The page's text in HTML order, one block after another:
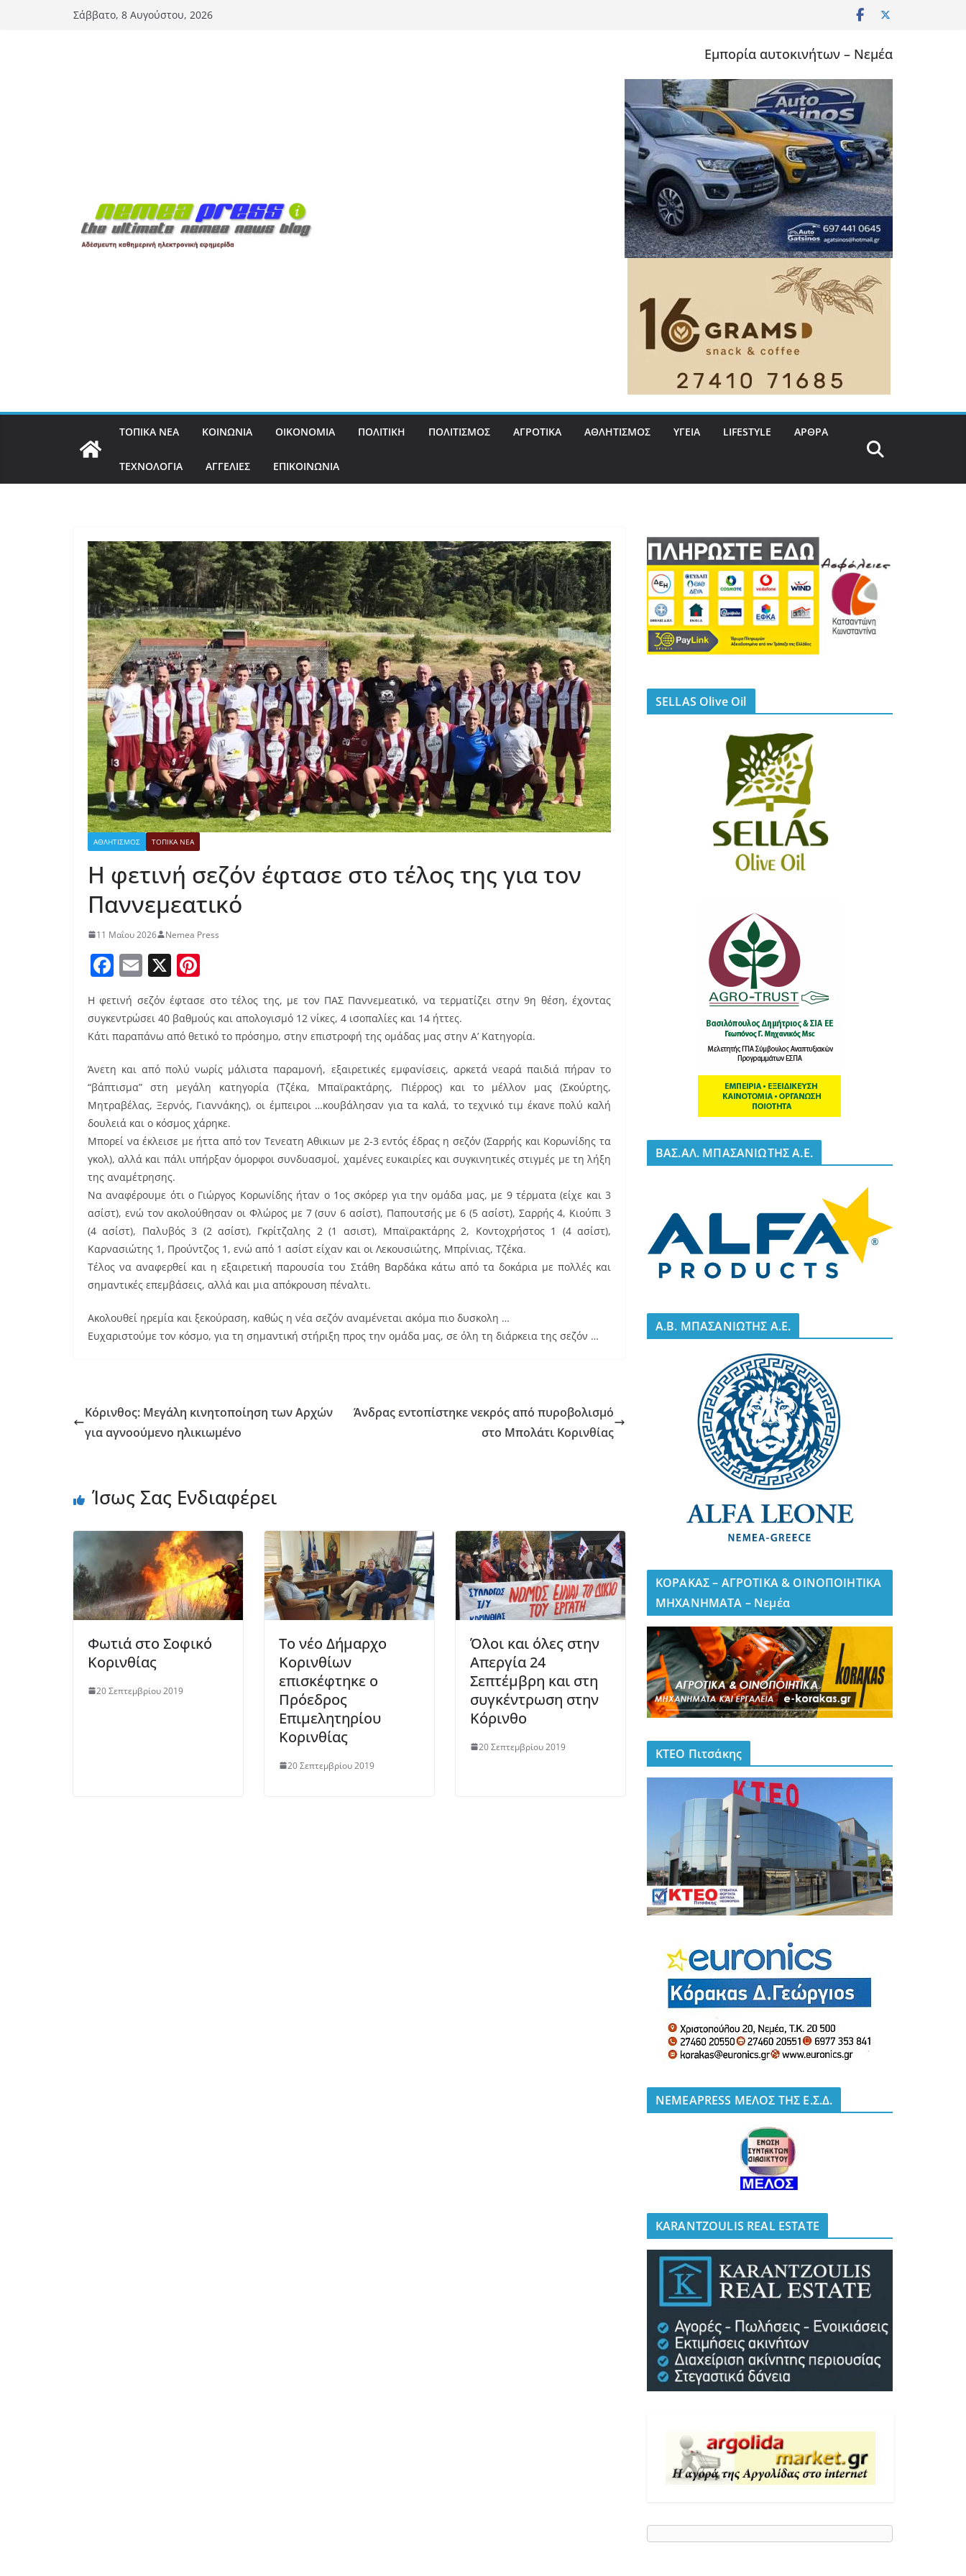
Σάββατο, 8 Αυγούστου, 2026
Εμπορία αυτοκινήτων – Νεμέα
ΤΟΠΙΚΑ ΝΕΑ ΚΟΙΝΩΝΙΑ ΟΙΚΟΝΟΜΙΑ ΠΟΛΙΤΙΚΗ ΠΟΛΙΤΙΣΜΟΣ ΑΓΡΟΤΙΚΑ ΑΘΛΗΤΙΣΜΟΣ ΥΓΕΙΑ LIFESTYLE ΑΡΘΡΑ
ΤΕΧΝΟΛΟΓΙΑ ΑΓΓΕΛΙΕΣ ΕΠΙΚΟΙΝΩΝΙΑ
ΑΘΛΗΤΙΣΜΟΣ ΤΟΠΙΚΑ ΝΕΑ
Η φετινή σεζόν έφτασε στο τέλος της για τον
Παννεμεατικό
11 Μαΐου 2026 Nemea Press
F
c
e
o
o
k
E
m
ai
l
X
er
e
st
Η φετινή σεζόν έφτασε στο τέλος της, με τον ΠΑΣ Παννεμεατικό, να τερματίζει στην 9η θέση, έχοντας
συγκεντρώσει 40 βαθμούς και απολογισμό 12 νίκες, 4 ισοπαλίες και 14 ήττες.
Κάτι παραπάνω από θετικό το πρόσημο, στην επιστροφή της ομάδας μας στην Α’ Κατηγορία.
Άνετη και από πολύ νωρίς μάλιστα παραμονή, εξαιρετικές εμφανίσεις, αρκετά νεαρά παιδιά πήραν το
“βάπτισμα” στη μεγάλη κατηγορία (Τζέκα, Μπαϊρακτάρης, Πιέρρος) και το μέλλον μας (Σκούρτης,
Μητραβέλας, Ξερνός, Γιαννάκης), οι έμπειροι …κουβάλησαν για τα καλά, το τεχνικό τιμ έκανε πολύ καλή
δουλειά και ο κόσμος χάρηκε.
Μπορεί να έκλεισε με ήττα από τον Τενεατη Αθικιων με 2-3 εντός έδρας η σεζόν (Σαρρής και Κορωνίδης τα
γκολ), αλλά και πάλι υπήρξαν όμορφοι συνδυασμοί, χαμένες ευκαιρίες και συγκινητικές στιγμές με τη λήξη
της αναμέτρησης.
Να αναφέρουμε ότι ο Γιώργος Κορωνίδης ήταν ο 1ος σκόρερ για την ομάδα μας, με 9 τέρματα (είχε και 3
ασίστ), ενώ τον ακολούθησαν οι Φλώρος με 7 (συν 6 ασίστ), Παπουτσής με 6 (5 ασίστ), Σαρρής 4, Κιούπι 3
(4 ασίστ), Παλυβός 3 (2 ασίστ), Γκρίτζαλης 2 (1 ασιστ), Μπαϊρακτάρης 2, Κοντοχρήστος 1 (4 ασίστ),
Καρνασιώτης 1, Προύντζος 1, ενώ από 1 ασίστ είχαν και οι Λεκουσιώτης, Μπρίνιας, Τζέκα.
Τέλος να αναφερθεί και η εξαιρετική παρουσία του Στάθη Βαρδάκα κάτω από τα δοκάρια με πολλές και
σημαντικές επεμβάσεις, αλλά και μια απόκρουση πέναλτι.
Ακολουθεί ηρεμία και ξεκούραση, καθώς η νέα σεζόν αναμένεται ακόμα πιο δυσκολη …
Ευχαριστούμε τον κόσμο, για τη σημαντική στήριξη προς την ομάδα μας, σε όλη τη διάρκεια της σεζόν …
Κόρινθος: Μεγάλη κινητοποίηση των Αρχών
για αγνοούμενο ηλικιωμένο
Άνδρας εντοπίστηκε νεκρός από πυροβολισμό
στο Μπολάτι Κορινθίας
Ίσως Σας Ενδιαφέρει
Φωτιά στο Σοφικό
Κορινθίας
20 Σεπτεμβρίου 2019
Το νέο Δήμαρχο
Κορινθίων
επισκέφτηκε ο
Πρόεδρος
Επιμελητηρίου
Κορινθίας
20 Σεπτεμβρίου 2019
Όλοι και όλες στην
Απεργία 24
Σεπτέμβρη και στη
συγκέντρωση στην
Κόρινθο
20 Σεπτεμβρίου 2019
SELLAS Olive Oil
BΑΣ.ΑΛ. ΜΠΑΣΑΝΙΩΤΗΣ Α.Ε.
A.B. ΜΠΑΣΑΝΙΩΤΗΣ Α.Ε.
ΚΟΡΑΚΑΣ – ΑΓΡΟΤΙΚΑ & ΟΙΝΟΠΟΙΗΤΙΚΑ
ΜΗΧΑΝΗΜΑΤΑ – Νεμέα
ΚΤΕΟ Πιτσάκης
NEMEAPRESS ΜΕΛΟΣ ΤΗΣ Ε.Σ.Δ.
KARANTZOULIS REAL ESTATE